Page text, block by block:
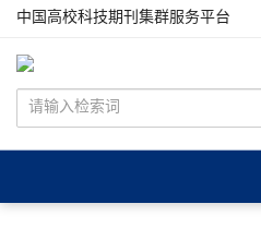
中国高校科技期刊集群服务平台